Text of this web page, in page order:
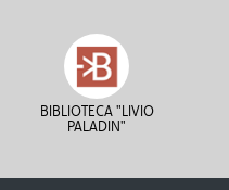
BIBLIOTECA "LIVIO
PALADIN"